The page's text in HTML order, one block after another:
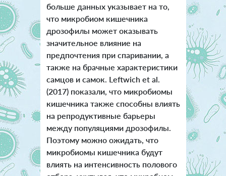
больше данных указывает на то,
что микробиом кишечника
дрозофилы может оказывать
значительное влияние на
предпочтения при спаривании, а
также на брачные характеристики
самцов и самок. Leftwich et al.
(2017) показали, что микробиомы
кишечника также способны влиять
на репродуктивные барьеры
между популяциями дрозофилы.
Поэтому можно ожидать, что
микробиомы кишечника будут
влиять на интенсивность полового